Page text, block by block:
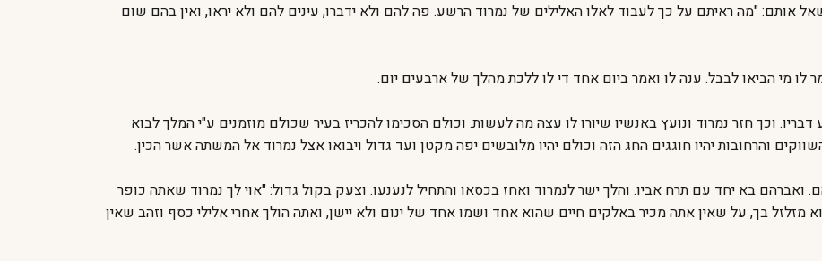
אותם: "מה ראיתם על כך לעבוד לאלו האלילים של נמרוד הרשע. פה להם ולא ידברו, עינים להם ולא יראו, ואין בהם שום
לו מי הביאו לבבל. ענה לו ואמר ביום אחד די לו ללכת מהלך של ארבעים יום.
וכך חזר נמרוד ונועץ באנשיו שיורו לו עצה מה לעשות. וכולם הסכימו להכריז בעיר שכולם מוזמנים ע"י המלך לבוא
והרחובות יהיו חוגגים החג הזה וכולם יהיו מלובשים יפה מקטן ועד גדול ויבואו אצל נמרוד אל המשתה אשר הכין.
ואברהם בא יחד עם תרח אביו. והלך ישר לנמרוד ואחז בכסאו והתחיל לנענעו. וצעק בקול גדול: "אוי לך נמרוד שאתה כופר
בך, על שאין אתה מכיר באלקים חיים שהוא אחד ושמו אחד של ינום ולא יישן, ואתה הולך אחרי אלילי כסף וזהב שאין